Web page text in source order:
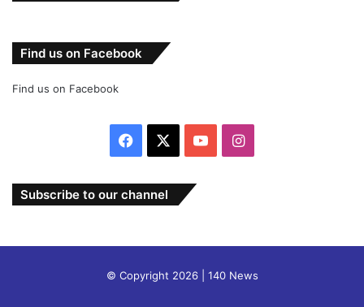
Find us on Facebook
Find us on Facebook
Facebook YouTubeInstagram
Subscribe to our channel
© Copyright 2026 | 140 News